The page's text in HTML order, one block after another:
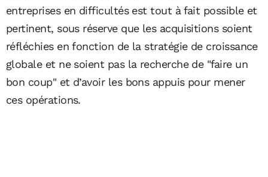
entreprises en difficultés est tout à fait possible et
pertinent, sous réserve que les acquisitions soient
réfléchies en fonction de la stratégie de croissance
globale et ne soient pas la recherche de "faire un
bon coup" et d’avoir les bons appuis pour mener
ces opérations.